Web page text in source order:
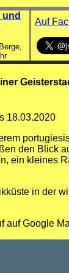
und
Auf
18.03.2020
den Blick
ein kleines
in der
auf Google